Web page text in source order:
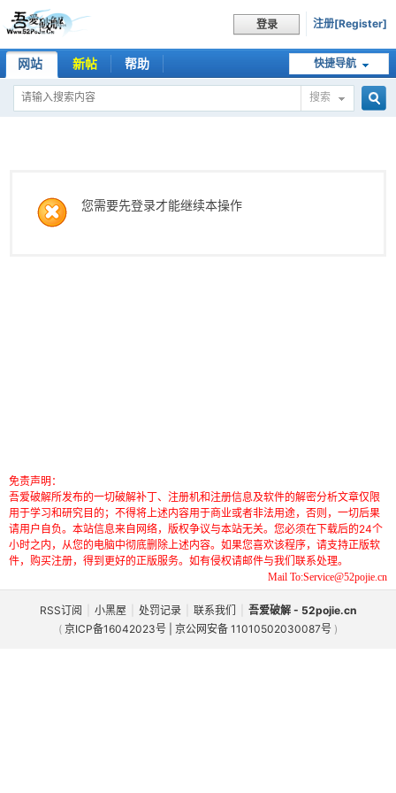
登录 注册[Register]
快捷导航
网站 新帖 帮助
搜索
您需要先登录才能继续本操作
免责声明：
吾爱破解所发布的一切破解补丁、注册机和注册信息及软件的解密分析文章仅限
用于学习和研究目的；不得将上述内容用于商业或者非法用途，否则，一切后果
请用户自负。本站信息来自网络，版权争议与本站无关。您必须在下载后的24个
小时之内，从您的电脑中彻底删除上述内容。如果您喜欢该程序，请支持正版软
件，购买注册，得到更好的正版服务。如有侵权请邮件与我们联系处理。
Mail To:Service@52pojie.cn
RSS订阅 小黑屋 处罚记录 联系我们
吾爱破解 - 52pojie.cn
( 京ICP备16042023号 | 京公网安备 11010502030087号 )